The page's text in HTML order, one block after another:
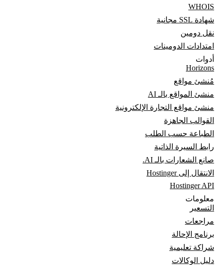
WHOIS
شهادة SSL مجانية
نقل دومين
امتدادات الدومينات
أدوات
Horizons
مُنشئ مواقع
منشئ المواقع بالـ AI
منشئ مواقع التجارة الإلكترونية
القوالب الجاهزة
الطباعة حسب الطلب
رابط السيرة الذاتية
صانع الشعارات بالـ AI.
الانتقال إلى Hostinger
Hostinger API
معلومات
التسعير
مراجعات
برنامج الإحالة
شراكة تعليمية
دليل الوكالات